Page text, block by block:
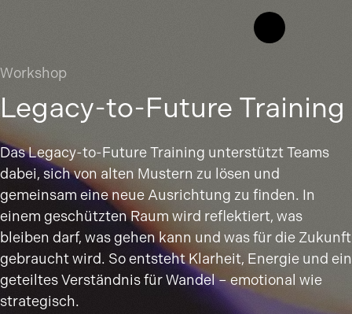
Workshop
Legacy-to-Future Training
Das Legacy-to-Future Training unterstützt Teams
dabei, sich von alten Mustern zu lösen und
gemeinsam eine neue Ausrichtung zu finden. In
einem geschützten Raum wird reflektiert, was
bleiben darf, was gehen kann und was für die Zukunft
gebraucht wird. So entsteht Klarheit, Energie und ein
geteiltes Verständnis für Wandel – emotional wie
strategisch.